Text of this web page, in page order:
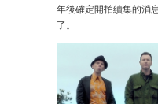
年後確定開拍續集的消
了。